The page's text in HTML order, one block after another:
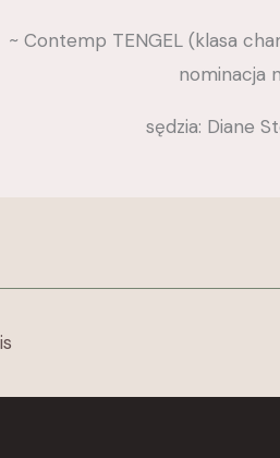
~ Contemp TENGEL (klasa
nominacja
sędzia: Diane